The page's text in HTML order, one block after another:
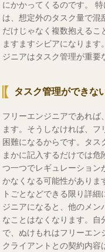
にかかってくるのです。
は、想定外のタスク量で混
だけじゃなく複数抱えるこ
ますますシビアになりま
ジニアはタスク管理が重要
タスク管理ができな
フリーエンジニアであれば
ます。そうしなければ、
困難になるからです。タ
まかに記入するだけでは
つ一つでレギュレーション
かなくなる可能性がありま
トごとなどできる限り詳
ジニアになると、他のメン
なことはなくなります。自
で、ぬけもれはフリーエン
クライアントとの契約内容